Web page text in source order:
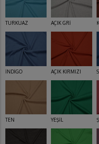
TURKUAZ AÇIK GRİ
İNDİGO AÇIK KIRMIZI
TEN YEŞİL